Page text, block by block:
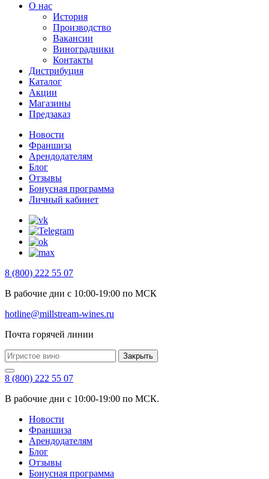
О нас
История
Производство
Вакансии
Виноградники
Контакты
Дистрибуция
Каталог
Акции
Магазины
Предзаказ
Новости
Франшиза
Арендодателям
Блог
Отзывы
Бонусная программа
Личный кабинет
8 (800) 222 55 07
В рабочие дни с 10:00-19:00 по МСК
hotline@millstream-wines.ru
Почта горячей линии
Закрыть
8 (800) 222 55 07
В рабочие дни с 10:00-19:00 по МСК.
Новости
Франшиза
Арендодателям
Блог
Отзывы
Бонусная программа